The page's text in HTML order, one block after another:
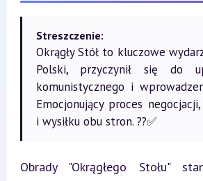
Streszczenie:
Okrągły Stół to kluczowe
Polski, przyczynił się do
komunistycznego i
Emocjonujący proces
i wysiłku obu stron. ??✅
Obrady "Okrągłego Stołu"